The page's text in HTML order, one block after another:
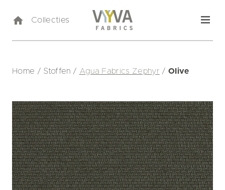
Collecties
Home / Stoffen / Agua Fabrics Zephyr / Olive